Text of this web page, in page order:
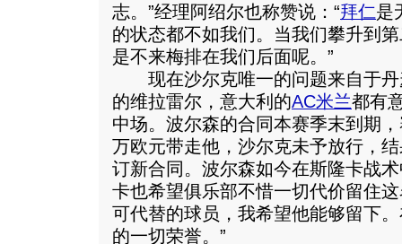
志。”经理阿绍尔也称赞说：“拜仁是
的状态都不如我们。当我们攀升到
是不来梅排在我们后面呢。”
现在沙尔克唯一的问题来自于丹
的维拉雷尔，意大利的AC米兰都有
中场。波尔森的合同本赛季末到期
万欧元带走他，沙尔克未予放行，
订新合同。波尔森如今在斯隆卡战
卡也希望俱乐部不惜一切代价留住
可代替的球员，我希望他能够留下
的一切荣誉。”